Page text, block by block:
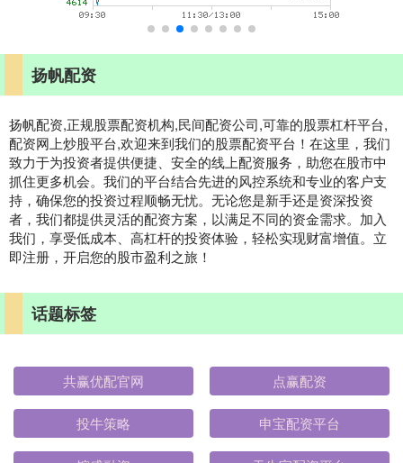
扬帆配资
扬帆配资,正规股票配资机构,民间配资公司,可靠的股票杠杆平台,
配资网上炒股平台,欢迎来到我们的股票配资平台！在这里，我们
致力于为投资者提供便捷、安全的线上配资服务，助您在股市中
抓住更多机会。我们的平台结合先进的风控系统和专业的客户支
持，确保您的投资过程顺畅无忧。无论您是新手还是资深投资
者，我们都提供灵活的配资方案，以满足不同的资金需求。加入
我们，享受低成本、高杠杆的投资体验，轻松实现财富增值。立
即注册，开启您的股市盈利之旅！
话题标签
共赢优配官网 点赢配资
投牛策略 申宝配资平台